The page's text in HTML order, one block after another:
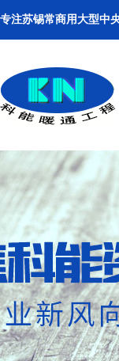
专注苏锡常商用大型中